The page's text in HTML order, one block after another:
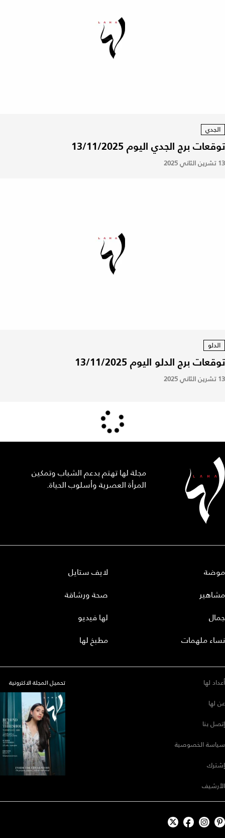
الجدي
توقعات برج الجدي اليوم 13/11/2025
13 تشرين الثاني 2025
الدلو
توقعات برج الدلو اليوم 13/11/2025
13 تشرين الثاني 2025
مجلة لها تهتم بدعم الشباب وتمكين
المرأة العصرية وأسلوب الحياة.
موضة
مشاهير
جمال
نساء ملهمات
لايف ستايل
صحة ورشاقة
لها فيديو
مطبخ لها
أعداد لها
عن لها
إتصل بنا
سياسة الخصوصية
إشترك
الأرشيف
تحميل المجلة الاكترونية